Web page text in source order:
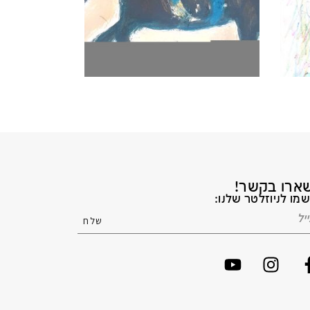
בקשר!
לניוזלטר שלנו: